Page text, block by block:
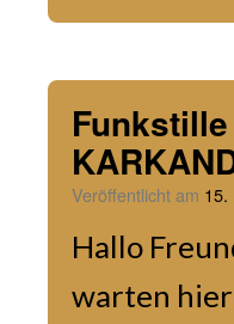
Veröffentlicht am 15.
Hallo
warten hier